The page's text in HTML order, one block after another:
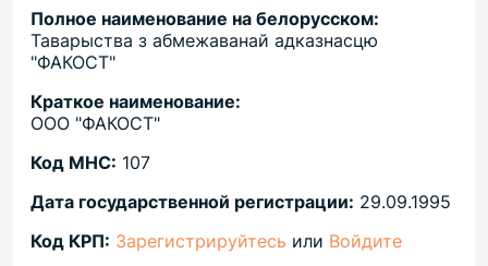
Полное наименование на белорусском:
Таварыства з абмежаванай адказнасцю
"ФАКОСТ"
Краткое наименование:
ООО "ФАКОСТ"
Код МНС: 107
Дата государственной регистрации: 29.09.1995
Код КРП: Зарегистрируйтесь или Войдите